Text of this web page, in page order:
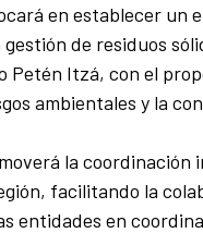
en establecer un
gestión de residuos
Petén Itzá, con el
ambientales y la
la
facilitando la
entidades en